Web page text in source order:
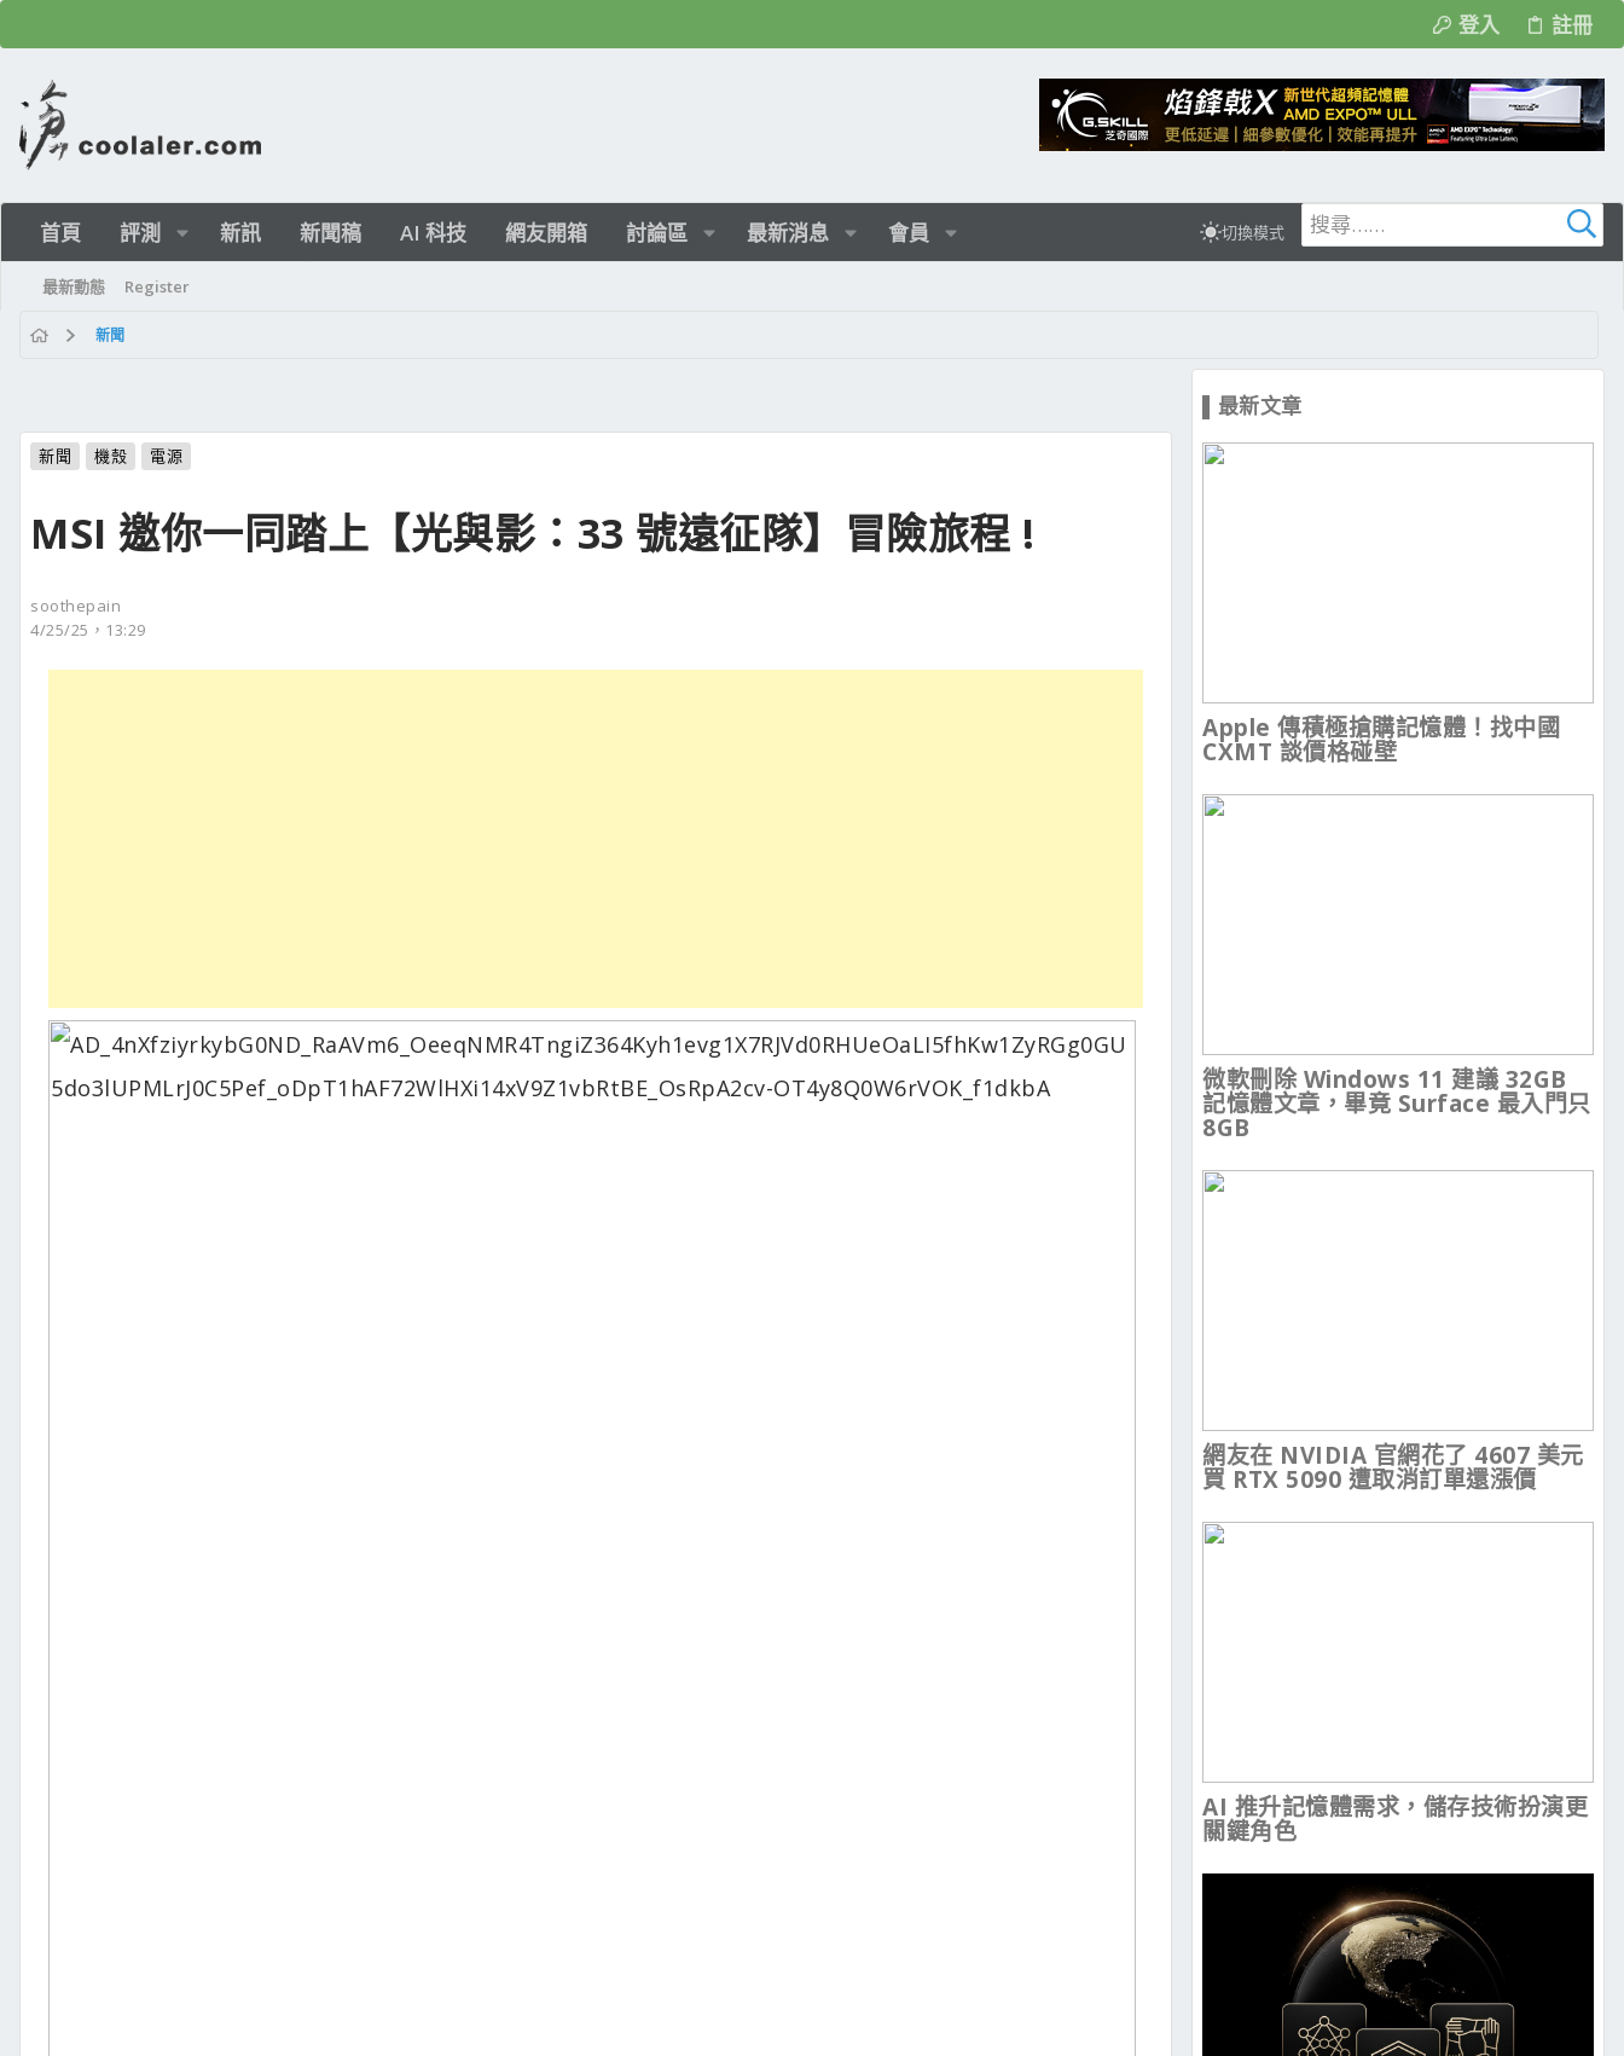
登入 註冊
首頁 評測 新訊 新聞稿 AI 科技 網友開箱 討論區 最新消息 會員 切換模式
最新動態 Register
新聞
新聞 機殼 電源
MSI 邀你一同踏上【光與影：33 號遠征隊】冒險旅程 !
soothepain
4/25/25，13:29
▌最新文章
Apple 傳積極搶購記憶體！找中國
CXMT 談價格碰壁
微軟刪除 Windows 11 建議 32GB
記憶體文章，畢竟 Surface 最入門只
8GB
網友在 NVIDIA 官網花了 4607 美元
買 RTX 5090 遭取消訂單還漲價
AI 推升記憶體需求，儲存技術扮演更
關鍵角色